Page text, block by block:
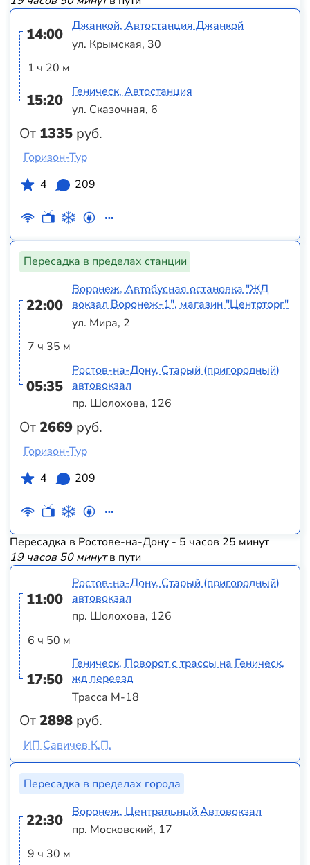
14:00
1 ч 20 м
15:20
От 1335 руб.
Джанкой, Автостанция Джанкой
ул. Крымская, 30
Геническ, Автостанция
ул. Сказочная, 6
Горизон-Тур
4
209
Пересадка в пределах станции
22:00
7 ч 35 м
05:35
От2669 руб.
Воронеж, Автобусная остановка "ЖД
вокзал Воронеж-1", магазин "Центрторг"
ул. Мира, 2
Ростов-на-Дону, Старый (пригородный)
автовокзал
пр. Шолохова, 126
Горизон-Тур
4
209
Пересадка в Ростове-на-Дону - 5 часов 25 минут
19 часов 50 минутв пути
11:00
6 ч 50 м
17:50
От2898 руб.
Ростов-на-Дону, Старый (пригородный)
автовокзал
пр. Шолохова, 126
Геническ, Поворот с трассы на Геническ,
жд переезд
Трасса М-18
ИП Савичев К.П.
Пересадка в пределах города
22:30
9 ч 30 м
Воронеж, Центральный Автовокзал
пр. Московский, 17